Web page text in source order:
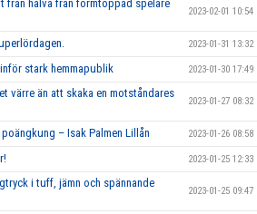
från halva från formtoppad spelare
2023-02-01 10:54
2023-01-31 13:32
stark hemmapublik 2023-01-30 17:49
värre än att skaka en motståndares
2023-01-27 08:32
– Isak Palmen Lillån 2023-01-26 08:58
2023-01-25 12:33
i tuff, jämn och spännande
2023-01-25 09:47